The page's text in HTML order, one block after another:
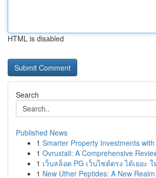
HTML is disabled
Search
Published News
1 Smarter Property Investments
1 Ovruxtali: A Comprehensive
1 เว็บสล็อต PG เว็บไซต์ตรง ได้เยอะ
1 New Uther Peptides: A New